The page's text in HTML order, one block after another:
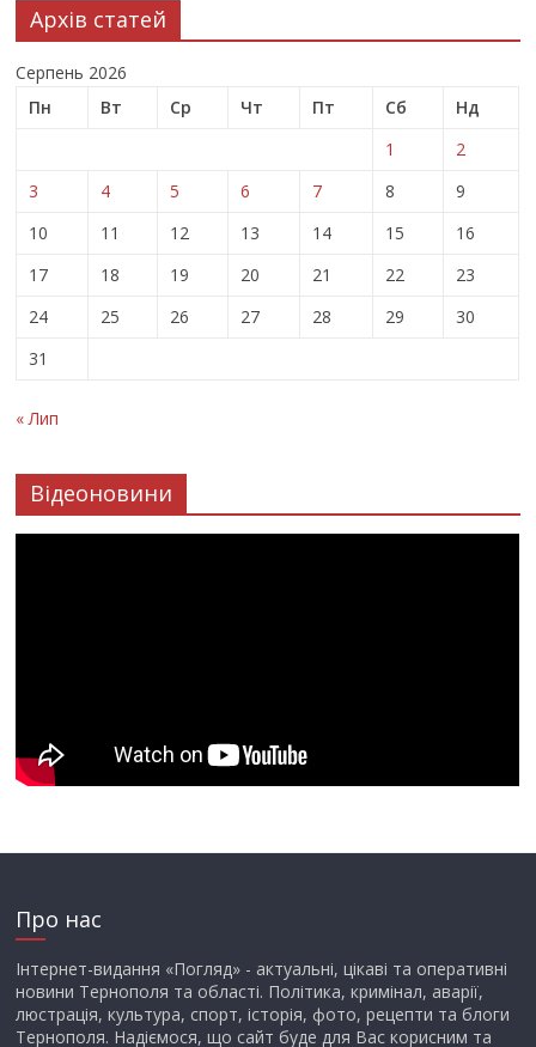
Архів статей
Серпень 2026
Пн
Вт Ср Чт Пт Сб
Нд
1
2
3
4 5 6 7 8
9
10
11 12 13 14 15
16
17
18 19 20 21 22
23
24
25 26 27 28 29
30
31
« Лип
Відеоновини
Про нас
Інтернет-видання «Погляд» - актуальні, цікаві та оперативні
новини Тернополя та області. Політика, кримінал, аварії,
люстрація, культура, спорт, історія, фото, рецепти та блоги
Тернополя. Надіємося, що сайт буде для Вас корисним та